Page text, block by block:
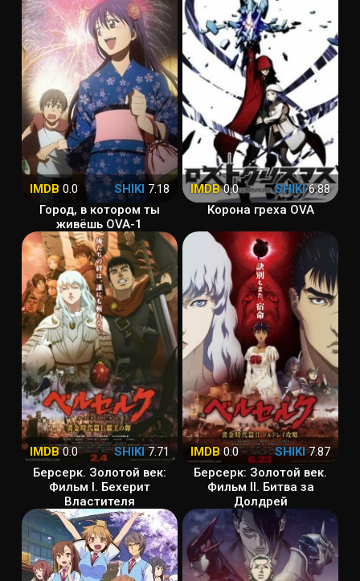
IMDB 0.0 SHIKI 7.18
Город, в котором ты
живёшь OVA-1
IMDB0.0 SHIKI6.88
Корона греха OVA
IMDB0.0 SHIKI7.71
Берсерк. Золотой век:
Фильм I. Бехерит
Властителя
IMDB0.0 SHIKI7.87
Берсерк: Золотой век.
Фильм II. Битва за
Долдрей